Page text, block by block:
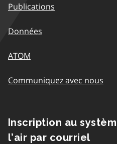
Publications
Données
ATOM
Communiquez avec nous
Inscription au
l’air par courriel